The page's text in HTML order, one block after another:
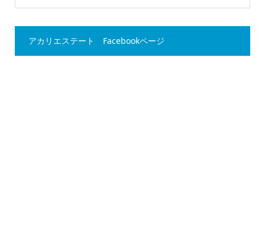
アカリエステート Facebookページ